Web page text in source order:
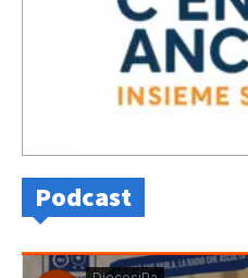
Podcast